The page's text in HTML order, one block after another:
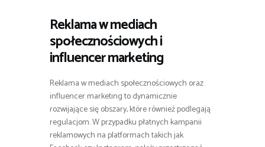
Reklama w mediach
społecznościowych i
influencer marketing
Reklama w mediach społecznościowych oraz
influencer marketing to dynamicznie
rozwijające się obszary, które również podlegają
regulacjom. W przypadku płatnych kampanii
reklamowych na platformach takich jak